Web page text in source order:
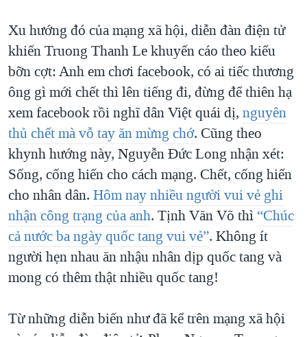
Xu hướng đó của mạng xã hội, diễn đàn điện tử
khiến Truong Thanh Le khuyến cáo theo kiểu
bỡn cợt: Anh em chơi facebook, có ai tiếc thương
ông gì mới chết thì lên tiếng đi, đừng để thiên hạ
xem facebook rồi nghĩ dân Việt quái dị, nguyên
thủ chết mà vỗ tay ăn mừng chớ. Cũng theo
khynh hướng này, Nguyễn Đức Long nhận xét:
Sống, cống hiến cho cách mạng. Chết, cống hiến
cho nhân dân. Hôm nay nhiều người vui vẻ ghi
nhận công trạng của anh. Tịnh Văn Võ thì “Chúc
cả nước ba ngày quốc tang vui vẻ”. Không ít
người hẹn nhau ăn nhậu nhân dịp quốc tang và
mong có thêm thật nhiều quốc tang!
Từ những diễn biến như đã kể trên mạng xã hội